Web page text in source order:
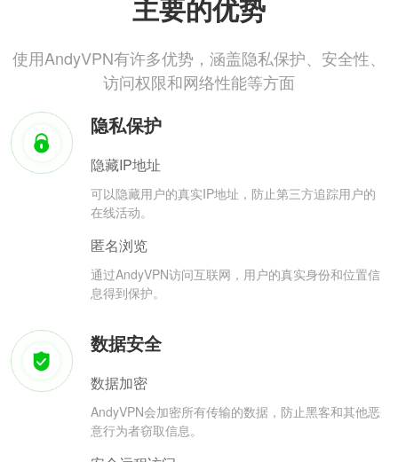
主要的优势
使用AndyVPN有许多优势，涵盖隐私保护、安全性、
访问权限和网络性能等方面
隐私保护
隐藏IP地址
可以隐藏用户的真实IP地址，防止第三方追踪用户的
在线活动。
匿名浏览
通过AndyVPN访问互联网，用户的真实身份和位置信
息得到保护。
数据安全
数据加密
AndyVPN会加密所有传输的数据，防止黑客和其他恶
意行为者窃取信息。